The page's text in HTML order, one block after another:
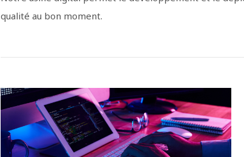
qualité au bon moment.